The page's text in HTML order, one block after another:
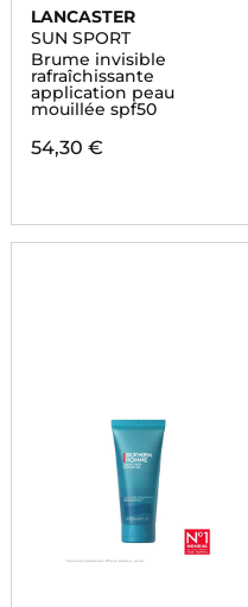
LANCASTER
SUN SPORT
Brume invisible
rafraîchissante
application peau
mouillée spf50
54,30 €